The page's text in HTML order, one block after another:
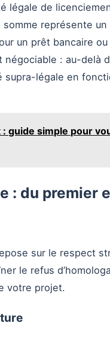
légale de
somme représente un
un prêt bancaire
: au-delà
supra-légale en
guide simple pour
: du premier
sur le respect
le refus
votre projet.